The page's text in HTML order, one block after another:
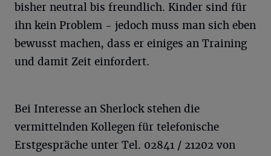
bisher neutral bis freundlich. Kinder sind für
ihn kein Problem - jedoch muss man sich eben
bewusst machen, dass er einiges an Training
und damit Zeit einfordert.
Bei Interesse an Sherlock stehen die
vermittelnden Kollegen für telefonische
Erstgespräche unter Tel. 02841 / 21202 von